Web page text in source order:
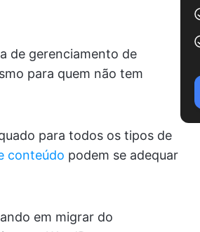
de gerenciamento de
para quem não tem
para todos os tipos de
conteúdo podem se adequar
em migrar do